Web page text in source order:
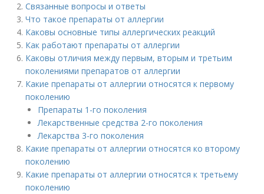
Связанные вопросы и ответы
Что такое препараты от аллергии
Каковы основные типы аллергических реакций
Как работают препараты от аллергии
Каковы отличия между первым, вторым и третьим
поколениями препаратов от аллергии
Какие препараты от аллергии относятся к первому
поколению
Препараты 1-го поколения
Лекарственные средства 2-го поколения
Лекарства 3-го поколения
Какие препараты от аллергии относятся ко второму
поколению
Какие препараты от аллергии относятся к третьему
поколению